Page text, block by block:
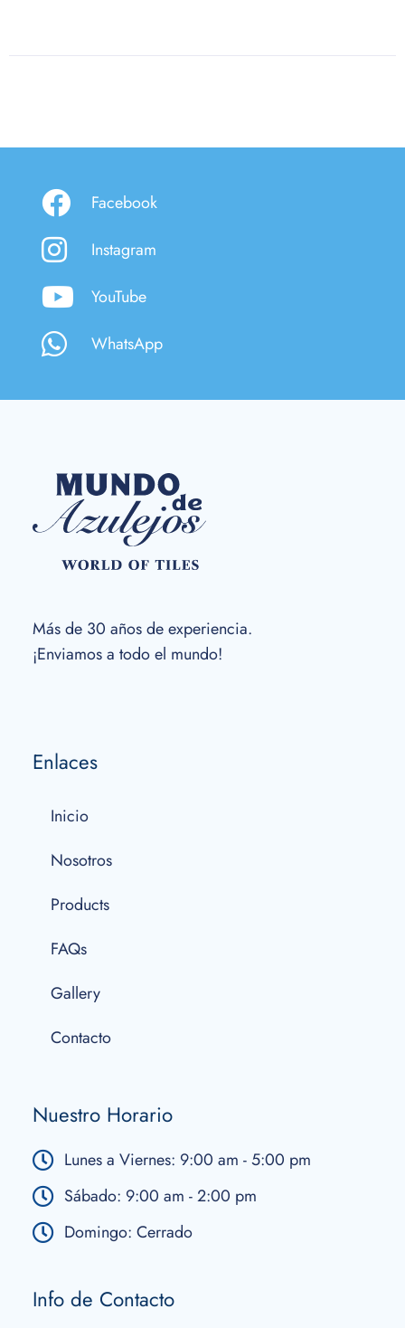
Facebook
Instagram
YouTube
WhatsApp
Más de 30 años de experiencia.
¡Enviamos a todo el mundo!
Enlaces
Inicio
Nosotros
Products
FAQs
Gallery
Contacto
Nuestro Horario
Lunes a Viernes: 9:00 am - 5:00 pm
Sábado: 9:00 am - 2:00 pm
Domingo: Cerrado
Info de Contacto